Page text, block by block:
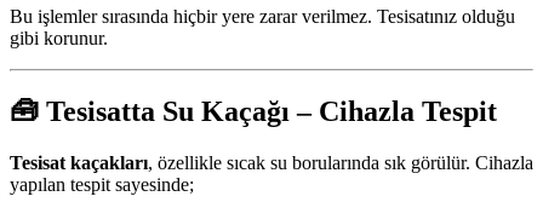
Bu işlemler sırasında hiçbir yere zarar verilmez. Tesisatınız olduğu
gibi korunur.
🧰 Tesisatta Su Kaçağı – Cihazla Tespit
Tesisat kaçakları, özellikle sıcak su borularında sık görülür. Cihazla
yapılan tespit sayesinde;